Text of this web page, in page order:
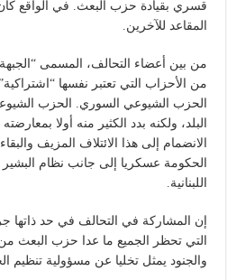
قسري بقيادة حزب البعث. في الواقع
المقاعد للآخرين.
من بين أعضاء التحالف، المسمى “الجبهة
من الأحزاب التي تعتبر نفسها
الحزب الشيوعي السوري. الحزب
البلد، ولكنه بدد الكثير منه أولا
الانضمام إلى هذا الائتلاف المزيف
الحكومة عسكريا إلى جانب نظام
اللبنانية.
إن المشاركة في التحالف في حد ذاتها
التي تحظر الجميع ما عدا حزب
والجنود يمثل تخليا عن مسؤولية تنظيم